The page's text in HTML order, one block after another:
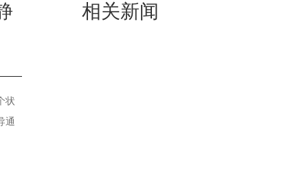
状
通
相关新闻